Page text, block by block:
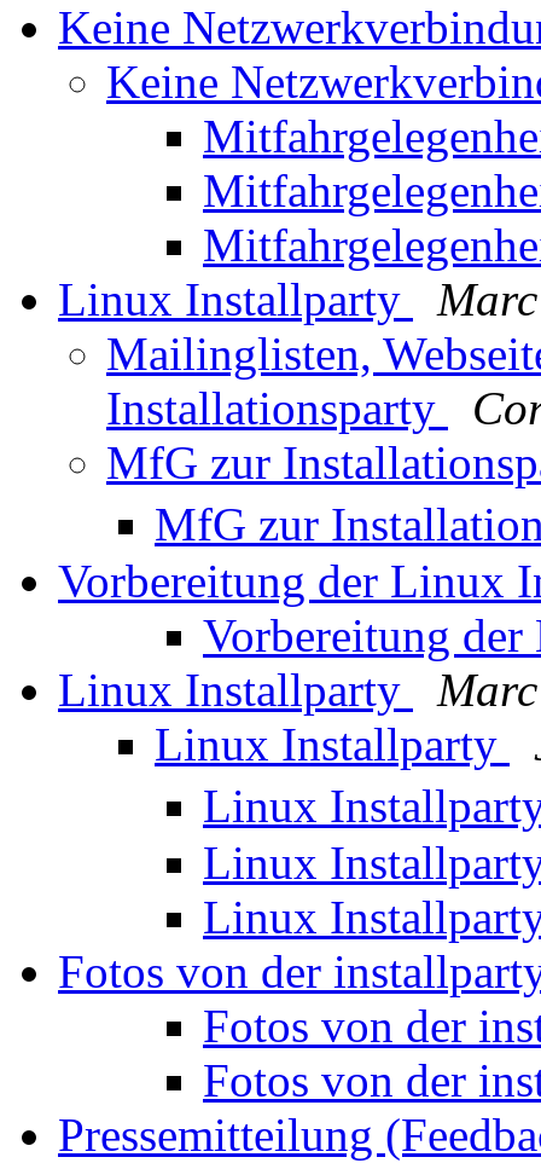
Keine
Keine
Linux Installparty
Mailinglisten,
Installationsparty
MfG zur
MfG zur
Vorbereitung der Linux
Vorbereitung
Linux Installparty
Linux Installparty
Linux
Linux
Linux
Fotos von der
Fotos von der
Fotos von der
Pressemitteilung